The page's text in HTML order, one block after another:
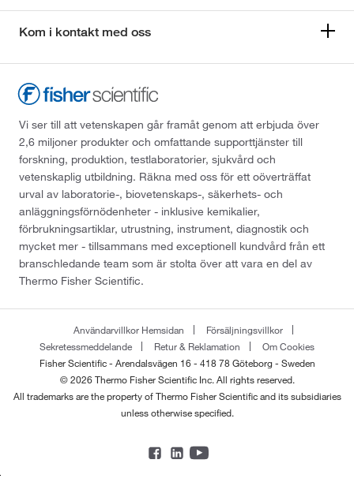
Kom i kontakt med oss
Vi ser till att vetenskapen går framåt genom att erbjuda över
2,6 miljoner produkter och omfattande supporttjänster till
forskning, produktion, testlaboratorier, sjukvård och
vetenskaplig utbildning. Räkna med oss för ett oöverträffat
urval av laboratorie-, biovetenskaps-, säkerhets- och
anläggningsförnödenheter - inklusive kemikalier,
förbrukningsartiklar, utrustning, instrument, diagnostik och
mycket mer - tillsammans med exceptionell kundvård från ett
branschledande team som är stolta över att vara en del av
Thermo Fisher Scientific.
Användarvillkor Hemsidan
Försäljningsvillkor
Sekretessmeddelande
Retur & Reklamation
Om Cookies
Fisher Scientific - Arendalsvägen 16 - 418 78 Göteborg - Sweden
© 2026 Thermo Fisher Scientific Inc. All rights reserved.
All trademarks are the property of Thermo Fisher Scientific and its subsidiaries
unless otherwise specified.